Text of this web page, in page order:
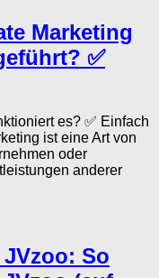
Marketing
✅
es? ✅ Einfach
ist eine Art von
oder
anderer
So